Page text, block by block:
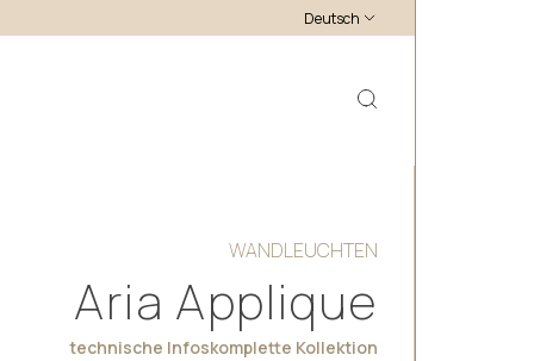
Deutsch
WANDLEUCHTEN
Aria Applique
technische Infoskomplette Kollektion